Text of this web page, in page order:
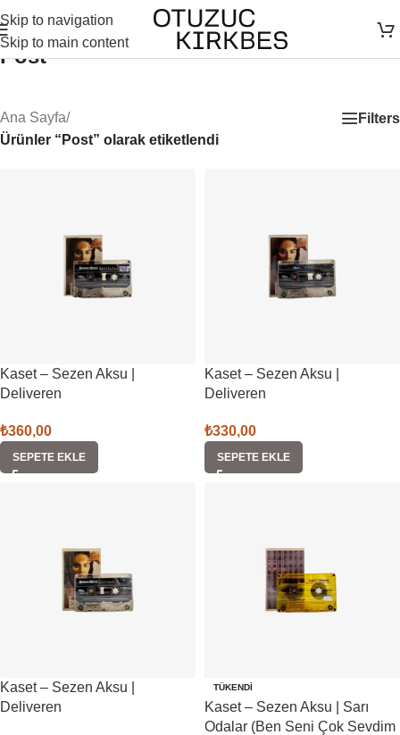
Skip to navigation
Skip to main content
Post
Ana Sayfa/
Ürünler “Post” olarak etiketlendi
Filters
Kaset – Sezen Aksu |
Deliveren
₺360,00
SEPETE EKLE
Kaset – Sezen Aksu |
Deliveren
₺330,00
SEPETE EKLE
Kaset – Sezen Aksu |
Deliveren
TÜKENDI
Kaset – Sezen Aksu | Sarı
Odalar (Ben Seni Çok Sevdim